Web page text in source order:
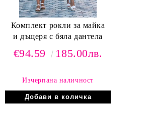
Комплект рокли за майка
и дъщеря с бяла дантела
€94.59 185.00лв.
Изчерпана наличност